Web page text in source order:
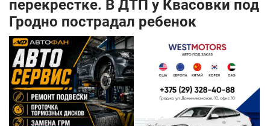
перекрестке. В ДТП у Квасовки под
Гродно пострадал ребенок